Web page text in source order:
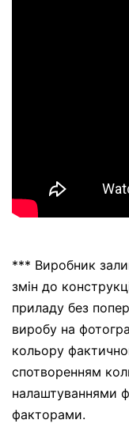
*** Виробник
змін до
приладу без
виробу на
кольору
спотворенням
налаштуваннями
факторами.